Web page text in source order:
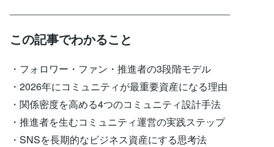
この記事でわかること
・フォロワー・ファン・推進者の3段階モデル
・2026年にコミュニティが最重要資産になる理由
・関係密度を高める4つのコミュニティ設計手法
・推進者を生むコミュニティ運営の実践ステップ
・SNSを長期的なビジネス資産にする思考法